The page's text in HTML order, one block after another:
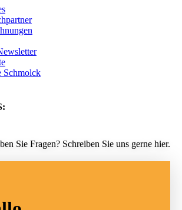
Schmolck
Media
Sie Fragen? Schreiben Sie uns gerne hier.